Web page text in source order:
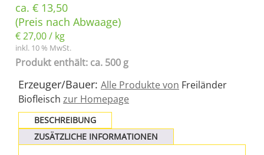
ca. € 13,50
(Preis nach Abwaage)
€27,00/ kg
inkl. 10 % MwSt.
Produkt enthält: ca. 500 g
Erzeuger/Bauer: Alle Produkte von Freiländer
Biofleisch zur Homepage
BESCHREIBUNG
ZUSÄTZLICHE INFORMATIONEN